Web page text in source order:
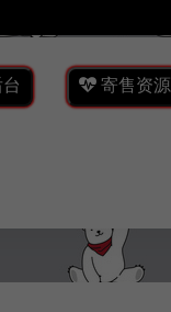
寄售资源